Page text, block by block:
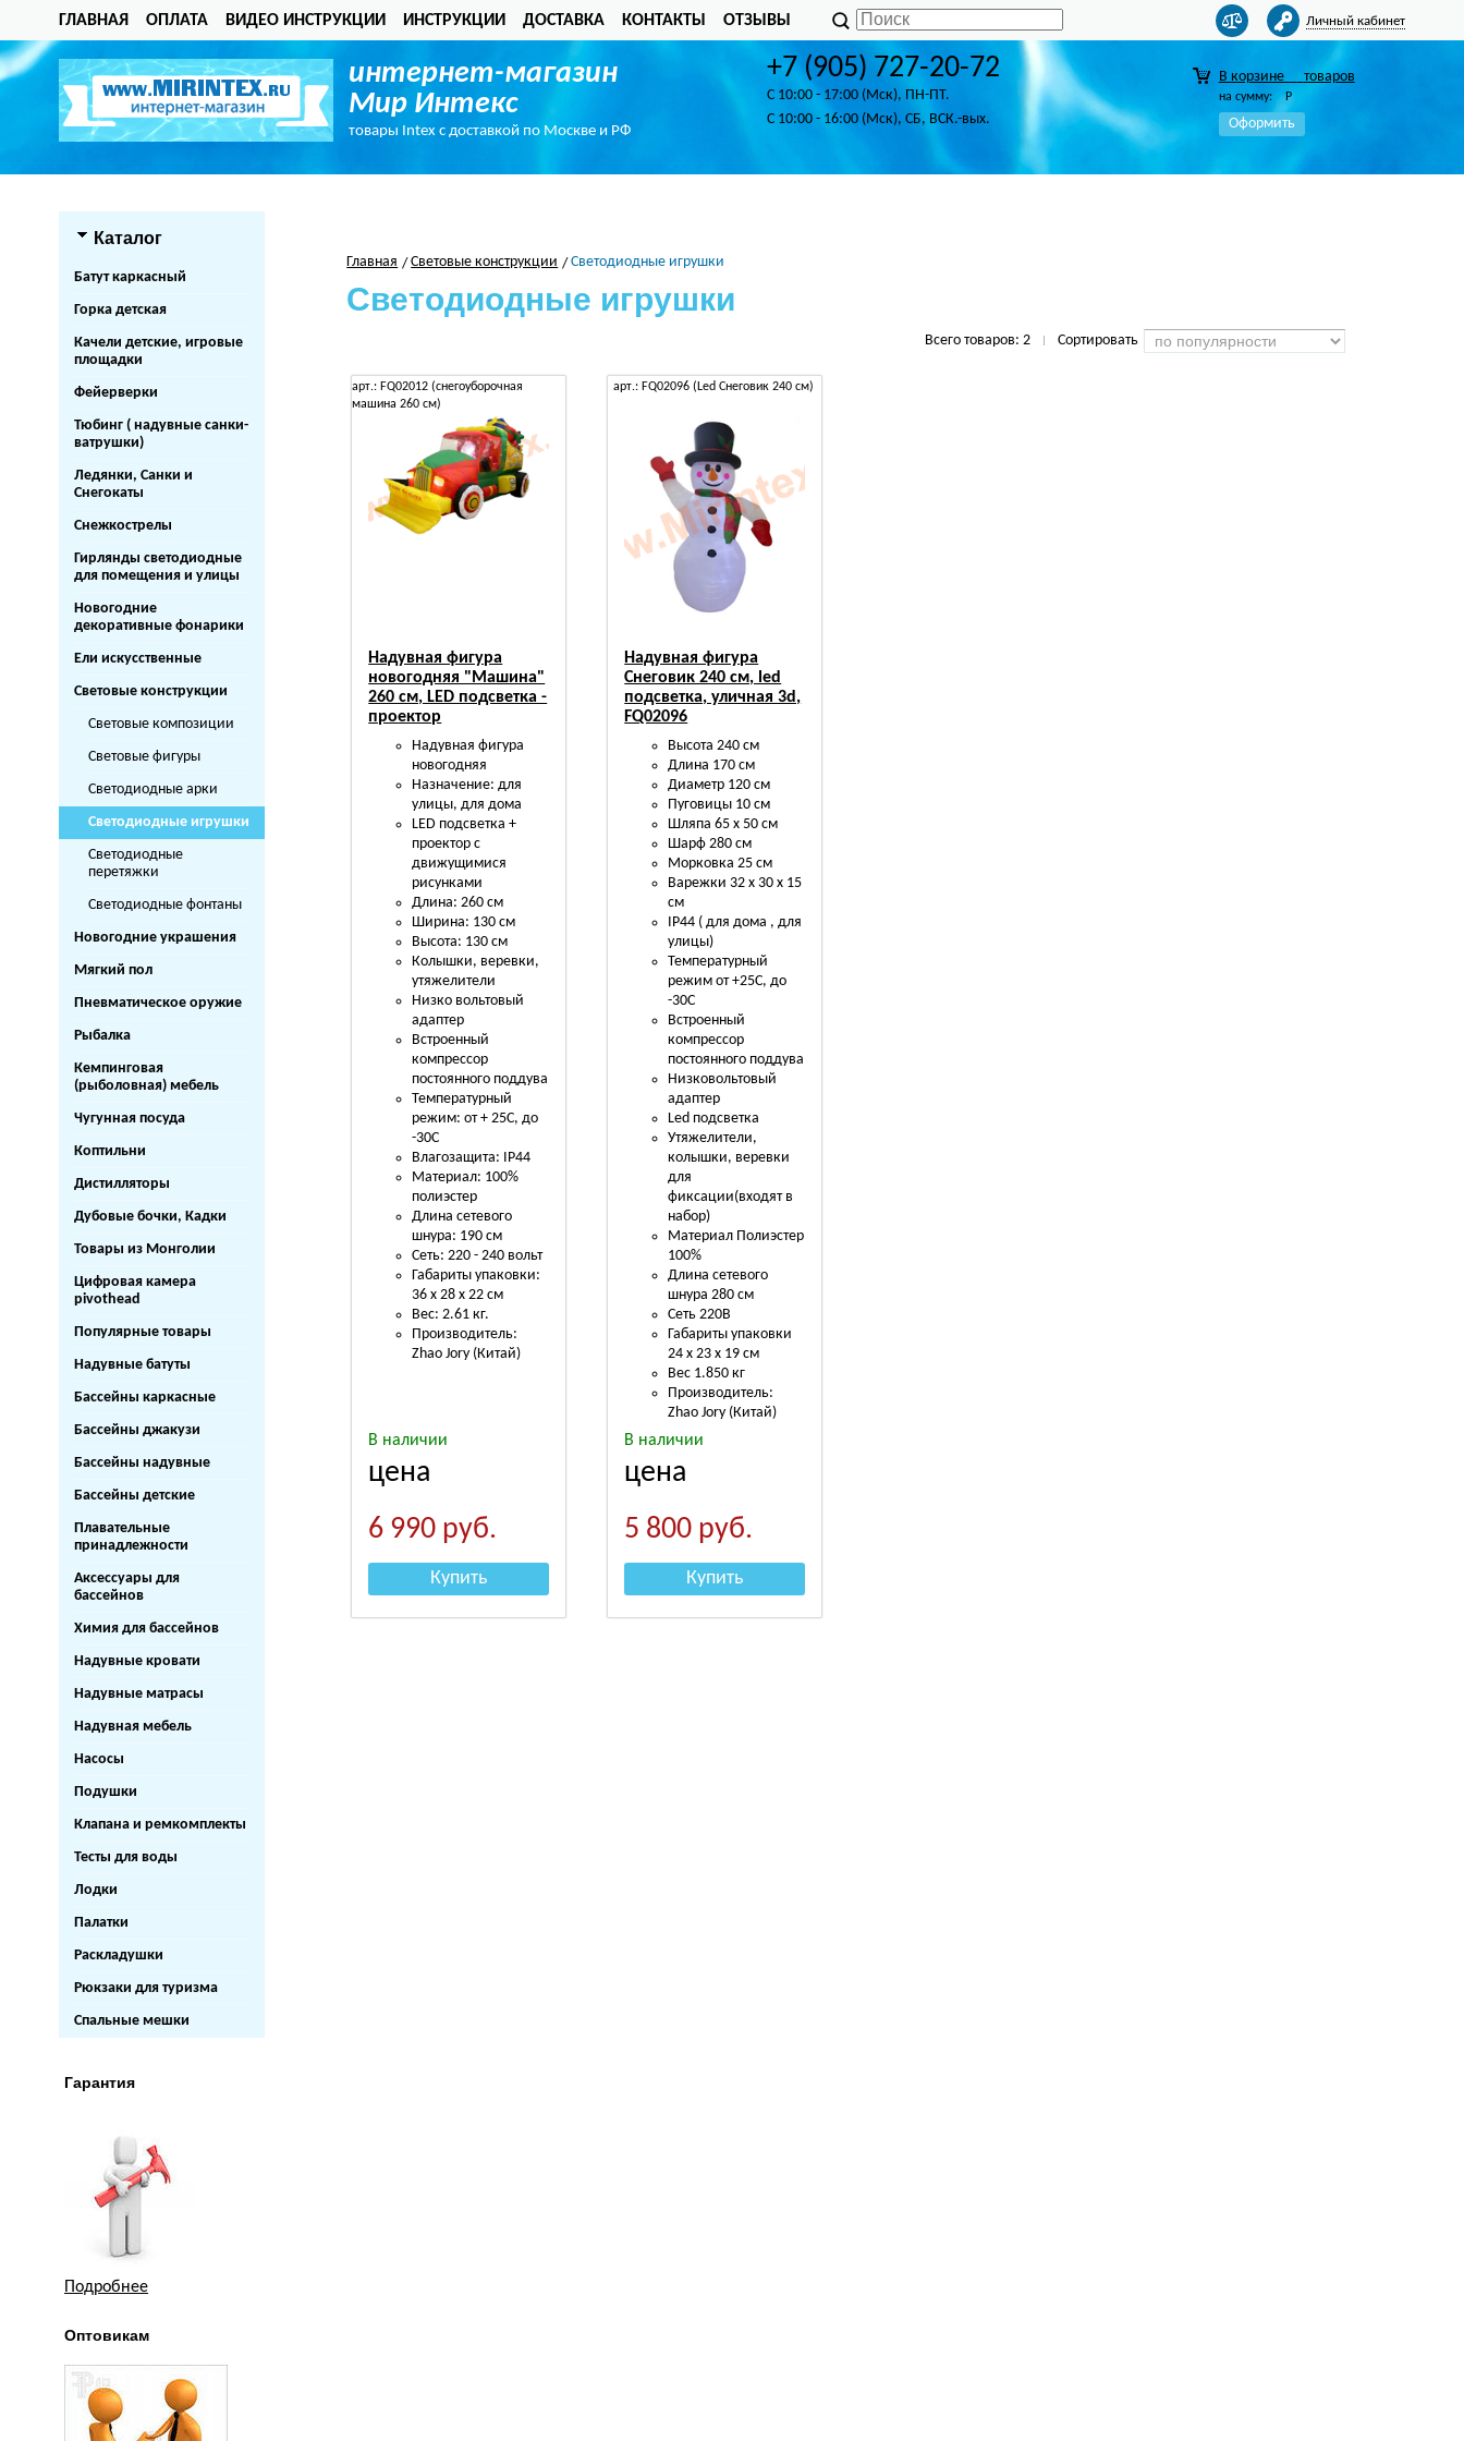
ГЛАВНАЯ ОПЛАТА ВИДЕО ИНСТРУКЦИИ ИНСТРУКЦИИ ДОСТАВКА КОНТАКТЫ ОТЗЫВЫ Личный кабинет
интернет-магазин
Мир Интекс
товары Intex с доставкой по Москве и РФ
+7 (905) 727-20-72
C 10:00 - 17:00 (Мск), ПН-ПТ.
C 10:00 - 16:00 (Мск), СБ, ВСК.-вых.
В корзине товаров
на сумму: Р
Оформить
Каталог
Батут каркасный
Горка детская
Качели детские, игровые
площадки
Фейерверки
Тюбинг ( надувные санки-
ватрушки)
Ледянки, Санки и
Снегокаты
Снежкострелы
Гирлянды светодиодные
для помещения и улицы
Новогодние
декоративные фонарики
Ели искусственные
Световые конструкции
Световые композиции
Световые фигуры
Светодиодные арки
Светодиодные игрушки
Светодиодные
перетяжки
Светодиодные фонтаны
Новогодние украшения
Мягкий пол
Пневматическое оружие
Рыбалка
Кемпинговая
(рыболовная) мебель
Чугунная посуда
Коптильни
Дистилляторы
Дубовые бочки, Кадки
Товары из Монголии
Цифровая камера
pivothead
Популярные товары
Надувные батуты
Бассейны каркасные
Бассейны джакузи
Бассейны надувные
Бассейны детские
Плавательные
принадлежности
Аксессуары для
бассейнов
Химия для бассейнов
Надувные кровати
Надувные матрасы
Надувная мебель
Насосы
Подушки
Клапана и ремкомплекты
Тесты для воды
Лодки
Палатки
Раскладушки
Рюкзаки для туризма
Спальные мешки
Гарантия
Подробнее
Оптовикам
Главная Световые конструкции Светодиодные игрушки
Светодиодные игрушки
Всего товаров: 2 Сортировать
арт.: FQ02012 (снегоуборочная
машина 260 см)
Надувная фигура
новогодняя "Машина"
260 см, LED подсветка -
проектор
Надувная фигура
новогодняя
Назначение: для
улицы, для дома
LED подсветка +
проектор с
движущимися
рисунками
Длина: 260 см
Ширина: 130 см
Высота: 130 см
Колышки, веревки,
утяжелители
Низко вольтовый
адаптер
Встроенный
компрессор
постоянного поддува
Температурный
режим: от + 25С, до
-30С
Влагозащита: IP44
Материал: 100%
полиэстер
Длина сетевого
шнура: 190 см
Сеть: 220 - 240 вольт
Габариты упаковки:
36 х 28 х 22 см
Вес: 2.61 кг.
Производитель:
Zhao Jory (Китай)
В наличии
цена
6 990 руб.
Купить
арт.: FQ02096 (Led Снеговик 240 см)
Надувная фигура
Снеговик 240 см, led
подсветка, уличная 3d,
FQ02096
Высота 240 см
Длина 170 см
Диаметр 120 см
Пуговицы 10 см
Шляпа 65 х 50 см
Шарф 280 см
Морковка 25 см
Варежки 32 х 30 х 15
см
IP44 ( для дома , для
улицы)
Температурный
режим от +25С, до
-30С
Встроенный
компрессор
постоянного поддува
Низковольтовый
адаптер
Led подсветка
Утяжелители,
колышки, веревки
для
фиксации(входят в
набор)
Материал Полиэстер
100%
Длина сетевого
шнура 280 см
Сеть 220В
Габариты упаковки
24 х 23 х 19 см
Вес 1.850 кг
Производитель:
Zhao Jory (Китай)
В наличии
цена
5 800 руб.
Купить